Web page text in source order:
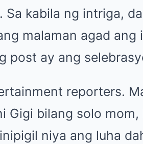
Sa kabila ng intriga,
malaman agad ang
post ay ang
reporters.
Gigi bilang solo
niya ang luha